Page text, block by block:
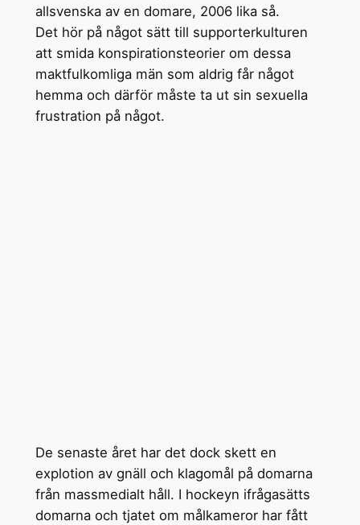
allsvenska av en domare, 2006 lika så.
Det hör på något sätt till supporterkulturen
att smida konspirationsteorier om dessa
maktfulkomliga män som aldrig får något
hemma och därför måste ta ut sin sexuella
frustration på något.
De senaste året har det dock skett en
explotion av gnäll och klagomål på domarna
från massmedialt håll. I hockeyn ifrågasätts
domarna och tjatet om målkameror har fått